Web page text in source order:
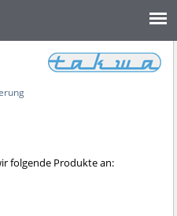
takwa_logo.png
folgende Produkte an: